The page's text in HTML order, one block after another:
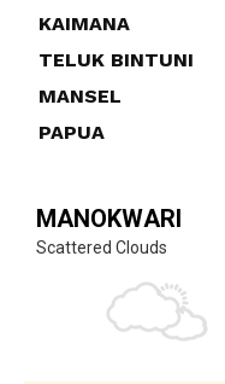
KAIMANA
TELUK BINTUNI
MANSEL
PAPUA
MANOKWARI
Scattered Clouds